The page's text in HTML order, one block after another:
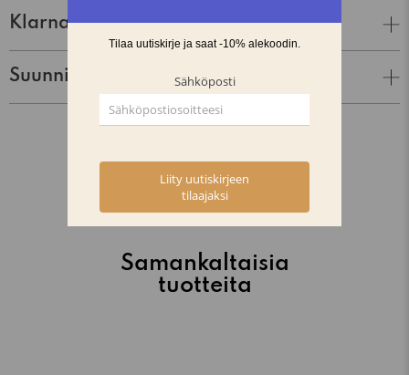
Klarna Lasku & Tili
Suunnittelija
Samankaltaisia
tuotteita